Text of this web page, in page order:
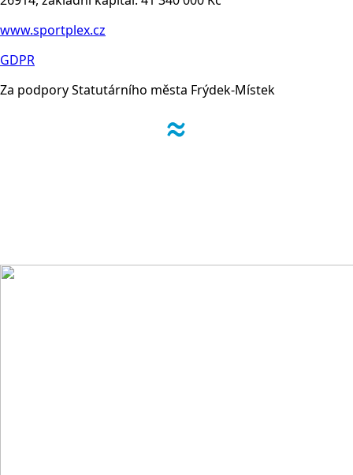
www.sportplex.cz
GDPR
Za podpory Statutárního města Frýdek-Místek